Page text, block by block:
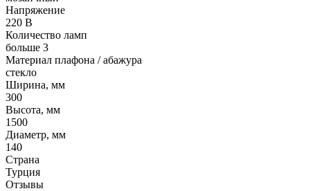
Напряжение
220 В
Количество ламп
больше 3
Материал плафона / абажура
стекло
Ширина, мм
300
Высота, мм
1500
Диаметр, мм
140
Страна
Турция
Отзывы